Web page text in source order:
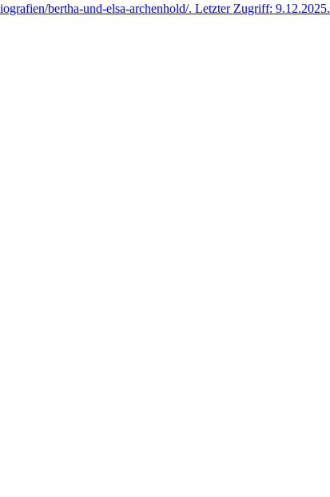
bertha-und-elsa-archenhold/. Letzter Zugriff: 9.12.2025.